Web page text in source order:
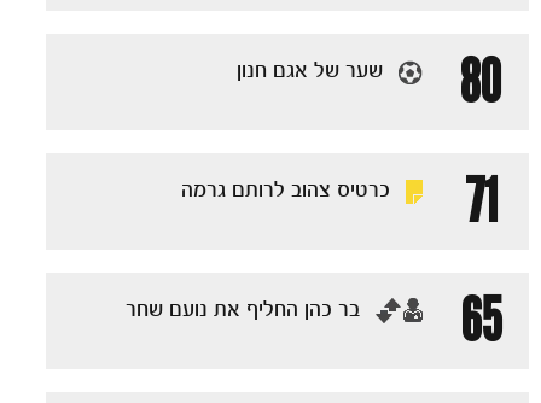
80 שער של אגם חנון
71 כרטיס צהוב לרותם גרמה
65 ‏בר כהן החליף את נועם שחר